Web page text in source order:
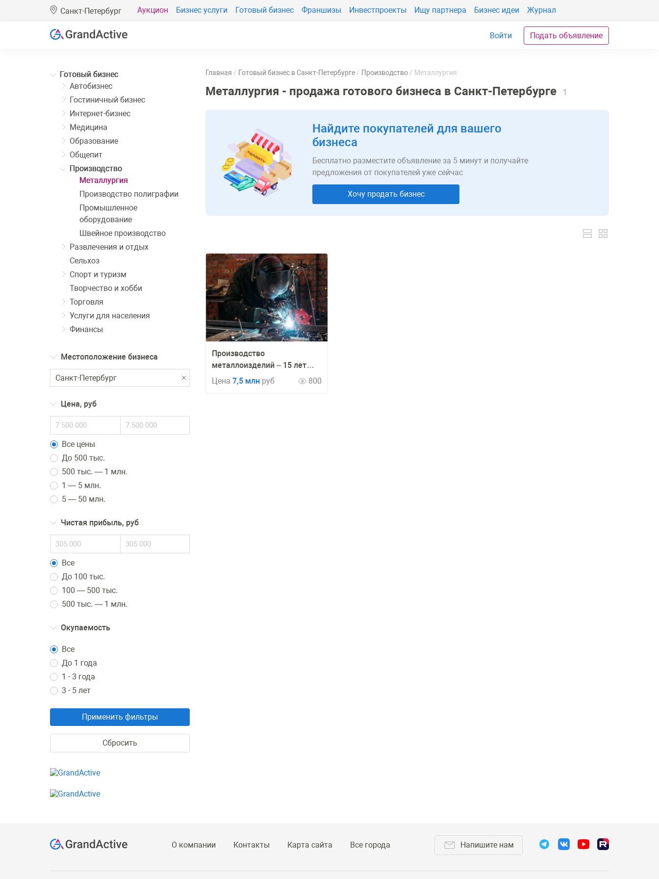
Санкт-Петербург Аукцион Бизнес услуги Готовый бизнес Франшизы Инвестпроекты Ищу партнера Бизнес идеи Журнал
Войти Подать объявление
Готовый бизнес
Автобизнес
Гостиничный бизнес
Интернет-бизнес
Медицина
Образование
Общепит
Производство
Металлургия
Производство полиграфии
Промышленное
оборудование
Швейное производство
Развлечения и отдых
Сельхоз
Спорт и туризм
Творчество и хобби
Торговля
Услуги для населения
Финансы
Местоположение бизнеса
Цена, руб
Все цены
До 500 тыс.
500 тыс. — 1 млн.
1 — 5 млн.
5 — 50 млн.
Чистая прибыль, руб
Все
До 100 тыс.
100 — 500 тыс.
500 тыс. — 1 млн.
Окупаемость
Все
До 1 года
1 - 3 года
3 - 5 лет
Применить фильтры
Сбросить
Главная Готовый бизнес в Санкт-Петербурге Производство Металлургия
Металлургия - продажа готового бизнеса в Санкт-Петербурге 1
Найдите покупателей для вашего
бизнеса
Бесплатно разместите объявление за 5 минут и получайте
предложения от покупателей уже сейчас
Хочу продать бизнес
Производство
металлоизделий – 15 лет
работы
Цена 7,5 млн руб 800
О компании Контакты Карта сайта Все города Напишите нам